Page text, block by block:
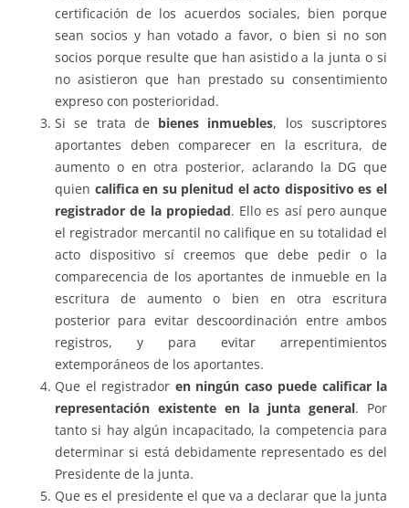
certificación de los acuerdos sociales, bien porque
sean socios y han votado a favor, o bien si no son
socios porque resulte que han asistido a la junta o si
no asistieron que han prestado su consentimiento
expreso con posterioridad.
Si se trata de bienes inmuebles, los suscriptores
aportantes deben comparecer en la escritura, de
aumento o en otra posterior, aclarando la DG que
quien califica en su plenitud el acto dispositivo es el
registrador de la propiedad. Ello es así pero aunque
el registrador mercantil no califique en su totalidad el
acto dispositivo sí creemos que debe pedir o la
comparecencia de los aportantes de inmueble en la
escritura de aumento o bien en otra escritura
posterior para evitar descoordinación entre ambos
registros, y para evitar arrepentimientos
extemporáneos de los aportantes.
Que el registrador en ningún caso puede calificar la
representación existente en la junta general. Por
tanto si hay algún incapacitado, la competencia para
determinar si está debidamente representado es del
Presidente de la junta.
Que es el presidente el que va a declarar que la junta